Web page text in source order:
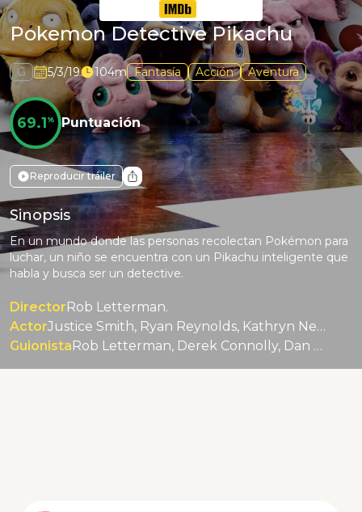
Pokemon Detective Pikachu
G 5/3/19 104m Fantasía Acción Aventura
69.1% Puntuación
Reproducir tráiler
Sinopsis
En un mundo donde las personas recolectan Pokémon para
luchar, un niño se encuentra con un Pikachu inteligente que
habla y busca ser un detective.
DirectorRob Letterman.
Actor
Justice Smith, Ryan Reynolds, Kathryn Newton, Bill Nighy, Ken Watanabe, Chris Geere.
Guionista
Rob Letterman, Derek Connolly, Dan Hernandez, Benji Samit.